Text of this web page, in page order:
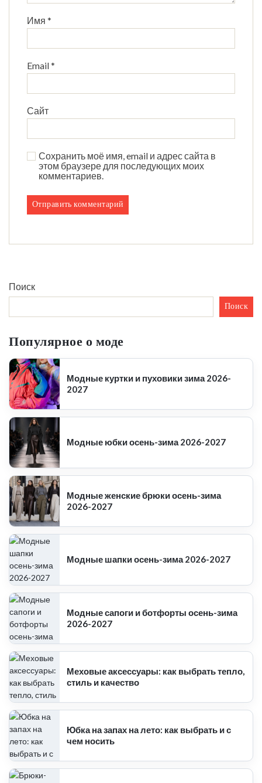
Имя *
Email*
Сайт
Сохранить моё имя, email и адрес сайта в
этом браузере для последующих моих
комментариев.
Поиск
Поиск
Популярное о моде
Модные куртки и пуховики зима 2026-
2027
Модные юбки осень-зима 2026-2027
Модные женские брюки осень-зима
2026-2027
Модные шапки осень-зима 2026-2027
Модные сапоги и ботфорты осень-зима
2026-2027
Меховые аксессуары: как выбрать тепло,
стиль и качество
Юбка на запах на лето: как выбрать и с
чем носить